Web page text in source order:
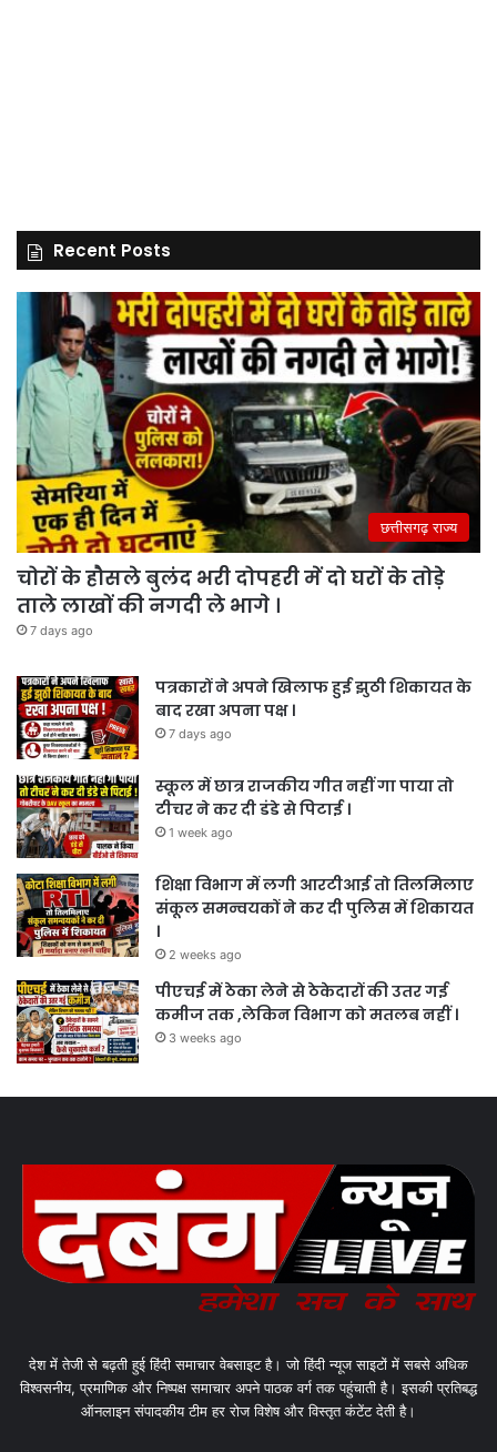
Recent Posts
छत्तीसगढ़ राज्य
चोरों के हौसले बुलंद भरी दोपहरी में दो घरों के तोड़े
ताले लाखों की नगदी ले भागे ।
7 days ago
पत्रकारों ने अपने खिलाफ हुई झुठी शिकायत के
बाद रखा अपना पक्ष ।
7 days ago
स्कूल में छात्र राजकीय गीत नहीं गा पाया तो
टीचर ने कर दी डंडे से पिटाई ।
1 week ago
शिक्षा विभाग में लगी आरटीआई तो तिलमिलाए
संकूल समन्वयकों ने कर दी पुलिस में शिकायत
।
2 weeks ago
पीएचई में ठेका लेने से ठेकेदारों की उतर गई
कमीज तक ,लेकिन विभाग को मतलब नहीं ।
3 weeks ago
देश में तेजी से बढ़ती हुई हिंदी समाचार वेबसाइट है। जो हिंदी न्यूज साइटों में सबसे अधिक
विश्वसनीय, प्रमाणिक और निष्पक्ष समाचार अपने पाठक वर्ग तक पहुंचाती है। इसकी प्रतिबद्ध
ऑनलाइन संपादकीय टीम हर रोज विशेष और विस्तृत कंटेंट देती है।